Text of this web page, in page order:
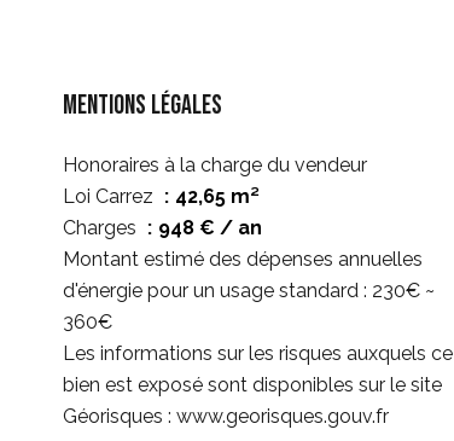
Mentions légales
Honoraires à la charge du vendeur
Loi Carrez
42,65 m²
Charges
948 € / an
Montant estimé des dépenses annuelles
d'énergie pour un usage standard : 230€ ~
360€
Les informations sur les risques auxquels ce
bien est exposé sont disponibles sur le site
Géorisques : www.georisques.gouv.fr